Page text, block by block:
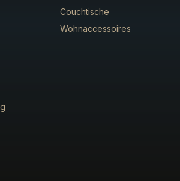
Couchtische
Wohnaccessoires